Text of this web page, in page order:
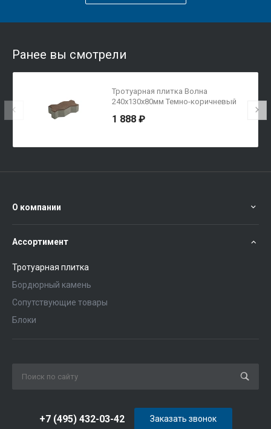
Ранее вы смотрели
Тротуарная плитка Волна
240х130х80мм Темно-коричневый
1 888 ₽
О компании
Ассортимент
Тротуарная плитка
Бордюрный камень
Сопутствующие товары
Блоки
+7 (495) 432-03-42 Заказать звонок